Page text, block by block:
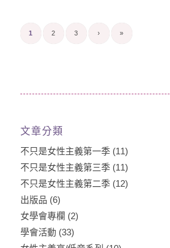
1 2 3 › »
文章分類
不只是女性主義第一季(11)
不只是女性主義第三季(11)
不只是女性主義第二季(12)
出版品 (6)
女學會專欄 (2)
學會活動 (33)